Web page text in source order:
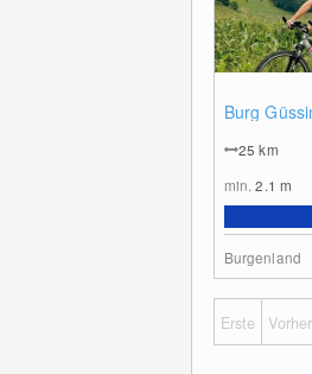
Burg
25km
min.2.1 m
Burgenland
Erste